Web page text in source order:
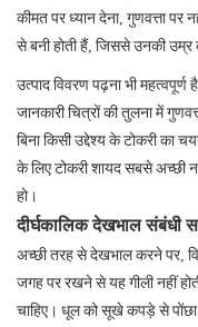
कीमत पर ध्यान देना, गुणवत्ता पर
से बनी होती हैं, जिससे उनकी उम्र
उत्पाद विवरण पढ़ना भी
जानकारी चित्रों की तुलना में
बिना किसी उद्देश्य के टोकरी का
के लिए टोकरी शायद सबसे अच्छी
हो।
दीर्घकालिक देखभाल संबंधी
अच्छी तरह से देखभाल करने पर,
जगह पर रखने से यह गीली नहीं
चाहिए। धूल को सूखे कपड़े से